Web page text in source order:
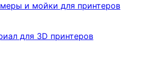
и мойки для принтеров
для 3D принтеров